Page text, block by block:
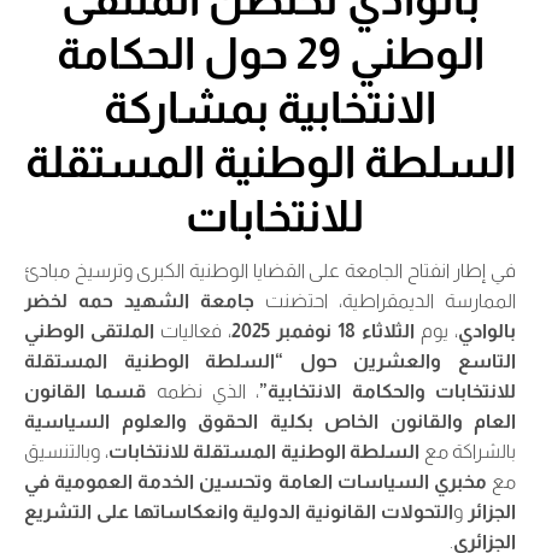
الوطني 29 حول الحكامة
الانتخابية بمشاركة
السلطة الوطنية المستقلة
للانتخابات
في إطار انفتاح الجامعة على القضايا الوطنية الكبرى وترسيخ مبادئ
الممارسة الديمقراطية، احتضنت
جامعة الشهيد حمه لخضر
بالوادي، يوم الثلاثاء 18 نوفمبر 2025 ، فعاليات الملتقى الوطني
التاسع والعشرين حول “السلطة الوطنية المستقلة
للانتخابات والحكامة الانتخابية”، الذي نظمه قسما القانون
العام والقانون الخاص بكلية الحقوق والعلوم السياسية
بالشراكة مع السلطة الوطنية المستقلة للانتخابات، وبالتنسيق
مع مخبري السياسات العامة وتحسين الخدمة العمومية في
الجزائر والتحولات القانونية الدولية وانعكاساتها على التشريع
الجزائري.